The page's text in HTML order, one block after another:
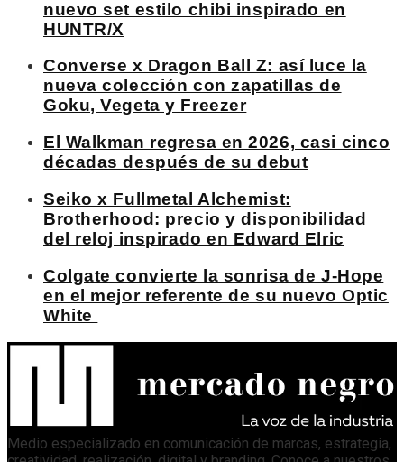
nuevo set estilo chibi inspirado en
HUNTR/X
Converse x Dragon Ball Z: así luce la
nueva colección con zapatillas de
Goku, Vegeta y Freezer
El Walkman regresa en 2026, casi cinco
décadas después de su debut
Seiko x Fullmetal Alchemist:
Brotherhood: precio y disponibilidad
del reloj inspirado en Edward Elric
Colgate convierte la sonrisa de J-Hope
en el mejor referente de su nuevo Optic
White
Medio especializado en comunicación de marcas, estrategia,